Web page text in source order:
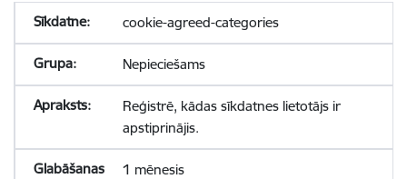
cookie-agreed-categories
Nepieciešams
Reģistrē, kādas sīkdatnes lietotājs ir
apstiprinājis.
1 mēnesis